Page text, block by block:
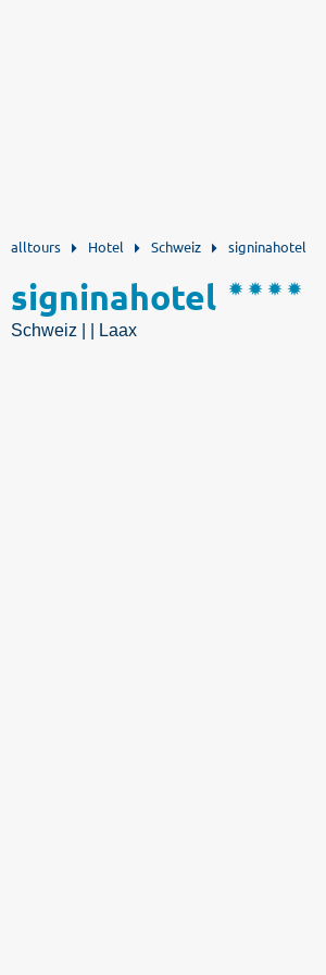
alltours Hotel Schweiz signinahotel
signinahotel
Schweiz | | Laax